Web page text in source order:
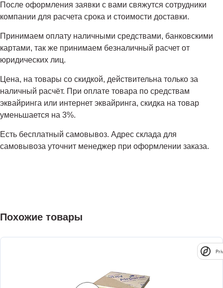
После оформления заявки с вами свяжутся сотрудники
компании для расчета срока и стоимости доставки.
Принимаем оплату наличными средствами, банковскими
картами, так же принимаем безналичный расчет от
юридических лиц.
Цена, на товары со скидкой, действительна только за
наличный расчёт. При оплате товара по средствам
эквайринга или интернет эквайринга, скидка на товар
уменьшается на 3%.
Есть бесплатный самовывоз. Адрес склада для
самовывоза уточнит менеджер при оформлении заказа.
Похожие товары